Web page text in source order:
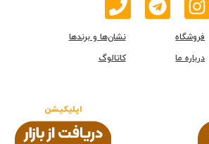
فروشگاه
نشان‌ها و برندها
درباره ما
کاتالوگ
اپلیکیشن